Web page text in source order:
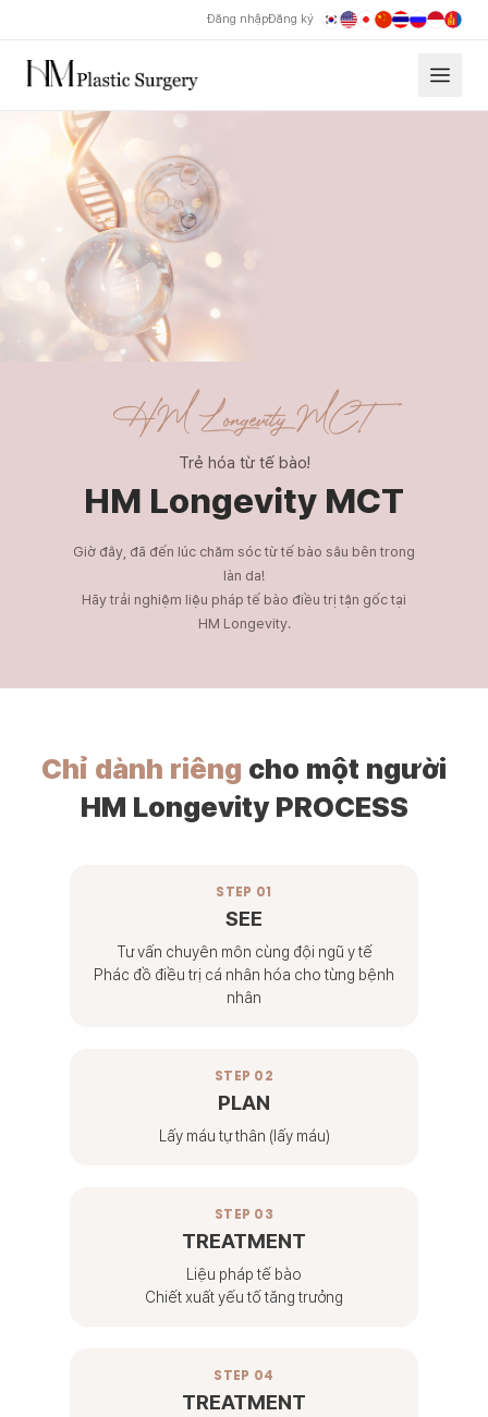
Đăng nhậpĐăng ký
Liệu pháp tế bào HM Longevity MCT | Phòng khám Thẩm mỹ
HM LongevityMCT
Trẻ hóa từ tế bào!
HM Longevity MCT
Giờ đây, đã đến lúc chăm sóc từ tế bào sâu bên trong
làn da!
Hãy trải nghiệm liệu pháp tế bào điều trị tận gốc tại
HM Longevity.
Chỉ dành riêng cho một người
HM LongevityPROCESS
STEP 01
SEE
Tư vấn chuyên môn cùng đội ngũ y tế
Phác đồ điều trị cá nhân hóa cho từng bệnh
nhân
STEP 02
PLAN
Lấy máu tự thân (lấy máu)
STEP 03
TREATMENT
Liệu pháp tế bào
Chiết xuất yếu tố tăng trưởng
STEP 04
TREATMENT